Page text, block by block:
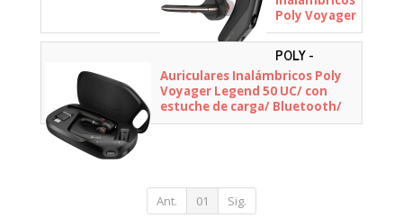
Poly Voyager
Legend 50-M
UC/ con
estuche de
carga/
Bluetooth/
Negros
POLY -
AT9M9AA
Auriculares Inalámbricos Poly
Voyager Legend 50 UC/ con
estuche de carga/ Bluetooth/
Negros
Ant. 01 Sig.